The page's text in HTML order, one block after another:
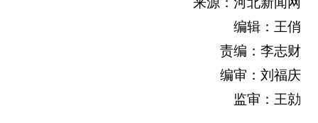
编辑：王俏
责编：李志财
编审：刘福庆
监审：王勍